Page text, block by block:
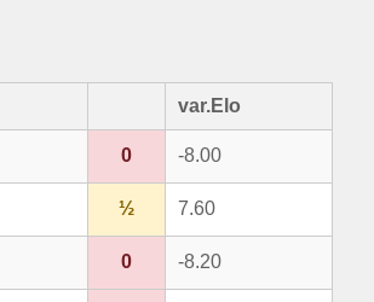
var.Elo
0 -8.00
½ 7.60
0 -8.20